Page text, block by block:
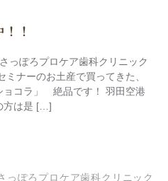
！
っぽろプロケア歯科クリニック
ナーのお土産で買ってきた、
ョコラ」 絶品です！ 羽田空港
方は是 […]
っぽろプロケア歯科クリニック